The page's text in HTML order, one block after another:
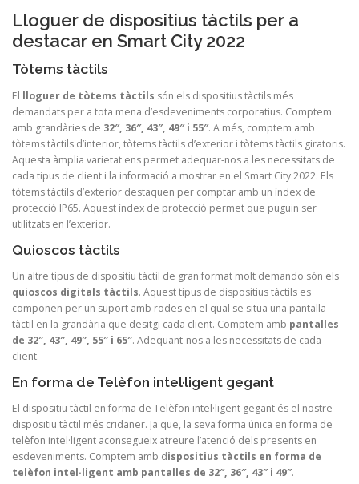
Lloguer de dispositius tàctils per a
destacar en Smart City 2022
Tòtems tàctils
El lloguer de tòtems tàctils són els dispositius tàctils més
demandats per a tota mena d’esdeveniments corporatius. Comptem
amb grandàries de 32″, 36″, 43″, 49″ i 55″. A més, comptem amb
tòtems tàctils d’interior, tòtems tàctils d’exterior i tòtems tàctils giratoris.
Aquesta àmplia varietat ens permet adequar-nos a les necessitats de
cada tipus de client i la informació a mostrar en el Smart City 2022. Els
tòtems tàctils d’exterior destaquen per comptar amb un índex de
protecció IP65. Aquest índex de protecció permet que puguin ser
utilitzats en l’exterior.
Quioscos tàctils
Un altre tipus de dispositiu tàctil de gran format molt demando són els
quioscos digitals tàctils. Aquest tipus de dispositius tàctils es
componen per un suport amb rodes en el qual se situa una pantalla
tàctil en la grandària que desitgi cada client. Comptem amb pantalles
de 32″, 43″, 49″, 55″ i 65″. Adequant-nos a les necessitats de cada
client.
En forma de Telèfon intel·ligent gegant
El dispositiu tàctil en forma de Telèfon intel·ligent gegant és el nostre
dispositiu tàctil més cridaner. Ja que, la seva forma única en forma de
telèfon intel·ligent aconsegueix atreure l’atenció dels presents en
esdeveniments. Comptem amb dispositius tàctils en forma de
telèfon intel·ligent amb pantalles de 32″, 36″, 43″ i 49″.